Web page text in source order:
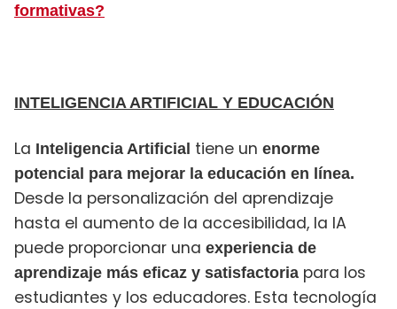
formativas?
INTELIGENCIA ARTIFICIAL Y EDUCACIÓN
La Inteligencia Artificial tiene un enorme
potencial para mejorar la educación en línea.
Desde la personalización del aprendizaje
hasta el aumento de la accesibilidad, la IA
puede proporcionar una experiencia de
aprendizaje más eficaz y satisfactoria para los
estudiantes y los educadores. Esta tecnología